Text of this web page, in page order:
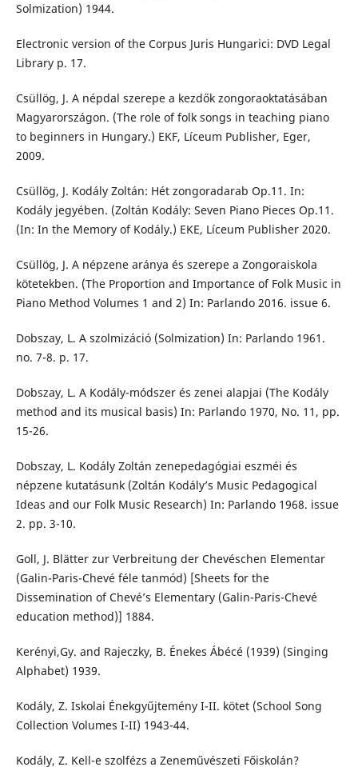
Solmization) 1944.
Electronic version of the Corpus Juris Hungarici: DVD Legal
Library p. 17.
Csüllög, J. A népdal szerepe a kezdők zongoraoktatásában
Magyarországon. (The role of folk songs in teaching piano
to beginners in Hungary.) EKF, Líceum Publisher, Eger,
2009.
Csüllög, J. Kodály Zoltán: Hét zongoradarab Op.11. In:
Kodály jegyében. (Zoltán Kodály: Seven Piano Pieces Op.11.
(In: In the Memory of Kodály.) EKE, Líceum Publisher 2020.
Csüllög, J. A népzene aránya és szerepe a Zongoraiskola
kötetekben. (The Proportion and Importance of Folk Music in
Piano Method Volumes 1 and 2) In: Parlando 2016. issue 6.
Dobszay, L. A szolmizáció (Solmization) In: Parlando 1961.
no. 7-8. p. 17.
Dobszay, L. A Kodály-módszer és zenei alapjai (The Kodály
method and its musical basis) In: Parlando 1970, No. 11, pp.
15-26.
Dobszay, L. Kodály Zoltán zenepedagógiai eszméi és
népzene kutatásunk (Zoltán Kodály’s Music Pedagogical
Ideas and our Folk Music Research) In: Parlando 1968. issue
2. pp. 3-10.
Goll, J. Blätter zur Verbreitung der Chevéschen Elementar
(Galin-Paris-Chevé féle tanmód) [Sheets for the
Dissemination of Chevé’s Elementary (Galin-Paris-Chevé
education method)] 1884.
Kerényi,Gy. and Rajeczky, B. Énekes Ábécé (1939) (Singing
Alphabet) 1939.
Kodály, Z. Iskolai Énekgyűjtemény I-II. kötet (School Song
Collection Volumes I-II) 1943-44.
Kodály, Z. Kell-e szolfézs a Zeneművészeti Főiskolán?